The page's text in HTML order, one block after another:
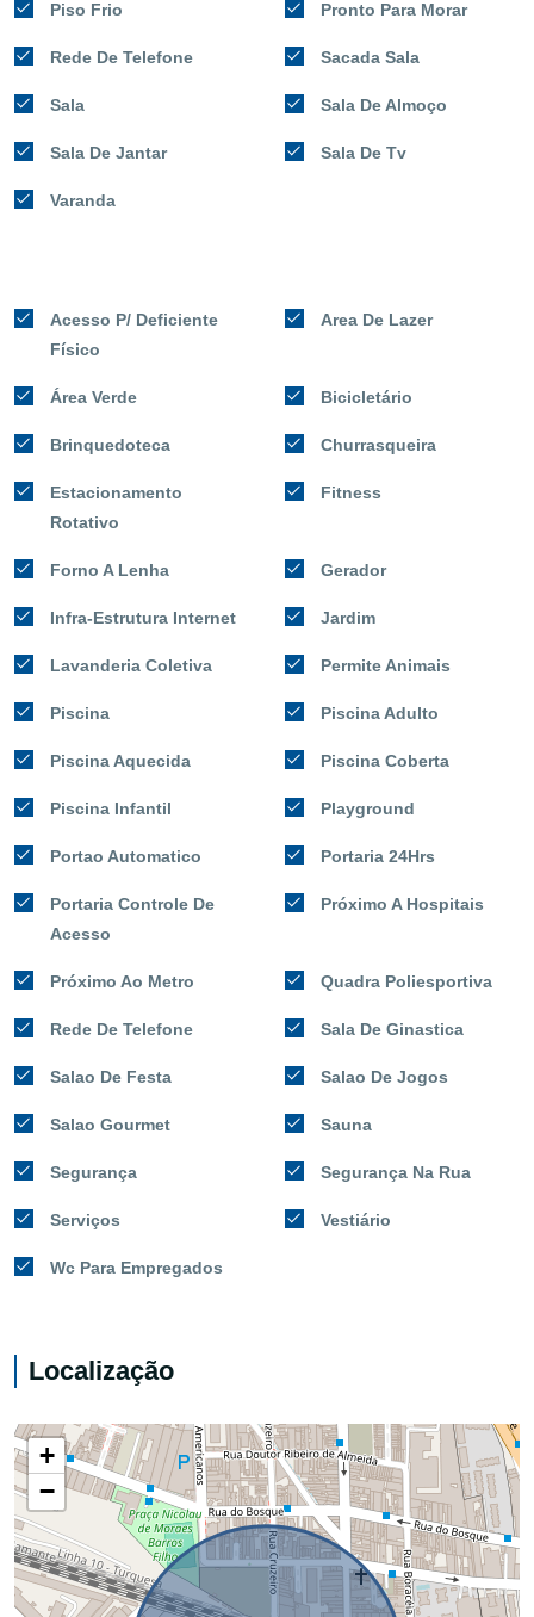
Piso Frio Pronto Para Morar
Rede De Telefone Sacada Sala
Sala Sala De Almoço
Sala De Jantar Sala De Tv
Varanda
Acesso P/ Deficiente
Físico
Area De Lazer
Área Verde Bicicletário
Brinquedoteca Churrasqueira
Estacionamento
Rotativo
Fitness
Forno A Lenha Gerador
Infra-Estrutura Internet Jardim
Lavanderia Coletiva Permite Animais
Piscina Piscina Adulto
Piscina Aquecida Piscina Coberta
Piscina Infantil Playground
Portao Automatico Portaria 24Hrs
Portaria Controle De
Acesso
Próximo A Hospitais
Próximo Ao Metro Quadra Poliesportiva
Rede De Telefone Sala De Ginastica
Salao De Festa Salao De Jogos
Salao Gourmet Sauna
Segurança Segurança Na Rua
Serviços Vestiário
Wc Para Empregados
Localização
+
−